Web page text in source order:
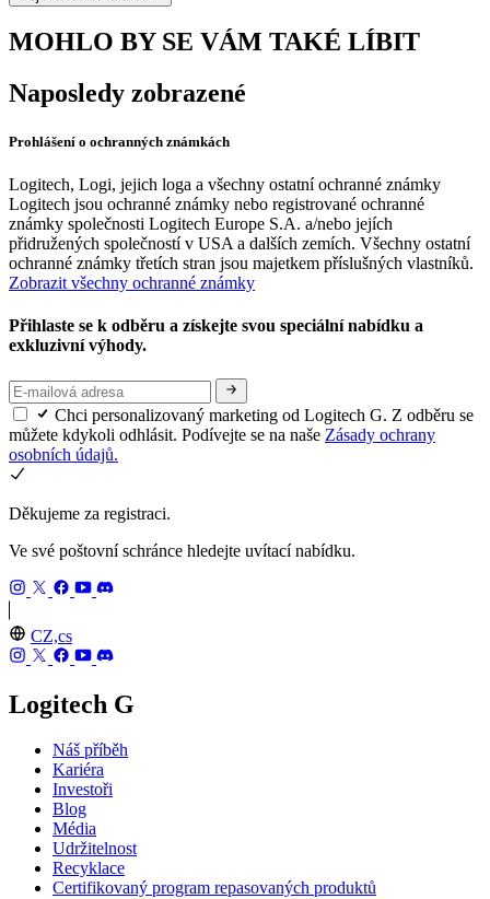
MOHLO BY SE VÁM TAKÉ LÍBIT
Naposledy zobrazené
Prohlášení o ochranných známkách
Logitech, Logi, jejich loga a všechny ostatní ochranné známky
Logitech jsou ochranné známky nebo registrované ochranné
známky společnosti Logitech Europe S.A. a/nebo jejích
přidružených společností v USA a dalších zemích. Všechny ostatní
ochranné známky třetích stran jsou majetkem příslušných vlastníků.
Zobrazit všechny ochranné známky
Přihlaste se k odběru a získejte svou speciální nabídku a
exkluzivní výhody.
Chci personalizovaný marketing od Logitech G. Z odběru se
můžete kdykoli odhlásit. Podívejte se na naše Zásady ochrany
osobních údajů.
Děkujeme za registraci.
Ve své poštovní schránce hledejte uvítací nabídku.
CZ,cs
Logitech G
Náš příběh
Kariéra
Investoři
Blog
Média
Udržitelnost
Recyklace
Certifikovaný program repasovaných produktů